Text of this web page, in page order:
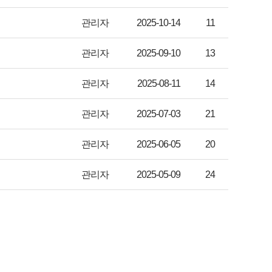
관리자 2025-10-14 11
관리자 2025-09-10 13
관리자 2025-08-11 14
관리자 2025-07-03 21
관리자 2025-06-05 20
관리자 2025-05-09 24